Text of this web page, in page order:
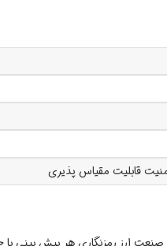
قابلیت مقیاس پذیری